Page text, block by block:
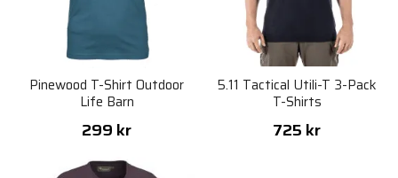
Pinewood T-Shirt Outdoor
Life Barn
299 kr
5.11 Tactical Utili-T 3-Pack
T-Shirts
725 kr